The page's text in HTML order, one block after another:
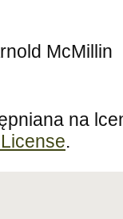
McMillin
na
.